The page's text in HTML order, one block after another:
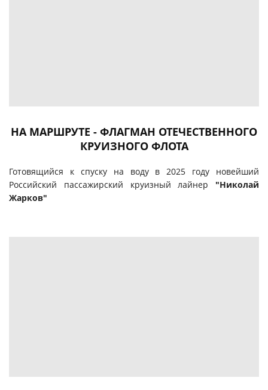
НА МАРШРУТЕ - ФЛАГМАН ОТЕЧЕСТВЕННОГО
КРУИЗНОГО ФЛОТА
Готовящийся к спуску на воду в 2025 году новейший
Российский пассажирский круизный лайнер "Николай
Жарков"